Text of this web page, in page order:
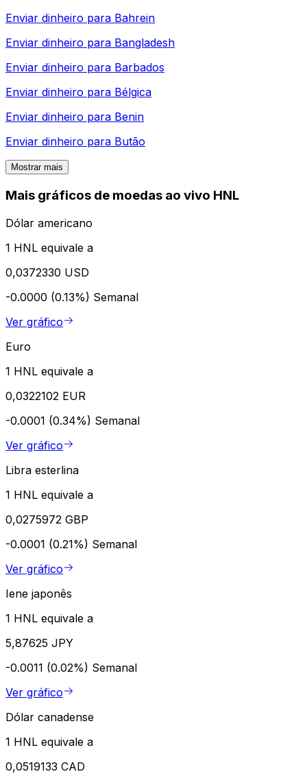
Enviar dinheiro para Bahrein
Enviar dinheiro para Bangladesh
Enviar dinheiro para Barbados
Enviar dinheiro para Bélgica
Enviar dinheiro para Benin
Enviar dinheiro para Butão
Mostrar mais
Mais gráficos de moedas ao vivo HNL
Dólar americano
1 HNL equivale a
0,0372330 USD
-0.0000 (0.13%) Semanal
Ver gráfico
Euro
1 HNL equivale a
0,0322102 EUR
-0.0001 (0.34%) Semanal
Ver gráfico
Libra esterlina
1 HNL equivale a
0,0275972 GBP
-0.0001 (0.21%) Semanal
Ver gráfico
Iene japonês
1 HNL equivale a
5,87625 JPY
-0.0011 (0.02%) Semanal
Ver gráfico
Dólar canadense
1 HNL equivale a
0,0519133 CAD